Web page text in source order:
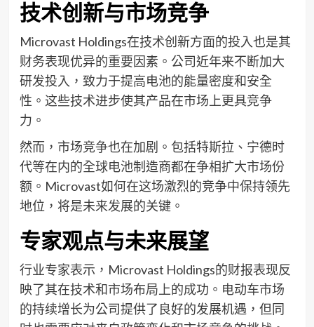
技术创新与市场竞争
Microvast Holdings在技术创新方面的投入也是其
财务表现优异的重要因素。公司近年来不断加大
研发投入，致力于提高电池的能量密度和安全
性。这些技术进步使其产品在市场上更具竞争
力。
然而，市场竞争也在加剧。包括特斯拉、宁德时
代等在内的全球电池制造商都在争相扩大市场份
额。Microvast如何在这场激烈的竞争中保持领先
地位，将是未来发展的关键。
专家观点与未来展望
行业专家表示，Microvast Holdings的财报表现反
映了其在技术和市场布局上的成功。电动车市场
的持续增长为公司提供了良好的发展机遇，但同